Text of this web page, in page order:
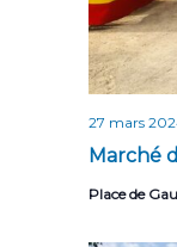
Marché
27 mars
Place de